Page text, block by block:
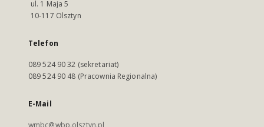
ul. 1 Maja 5
10-117 Olsztyn
Telefon
089 524 90 32 (sekretariat)
089 524 90 48 (Pracownia Regionalna)
E-Mail
wmbc@wbp.olsztyn.pl